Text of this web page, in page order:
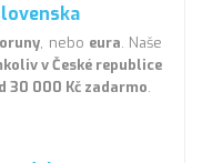
, nebo eura. Naše
v České republice
30 000 Kč zadarmo.